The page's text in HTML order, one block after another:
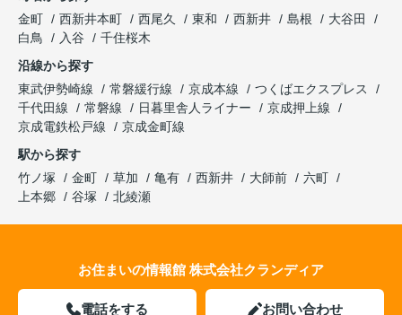
金町
西新井本町 西尾久 東和 西新井 島根
大谷田
白鳥
入谷
千住桜木
沿線から探す
東武伊勢崎線
常磐緩行線 京成本線
つくばエクスプレス
千代田線
常磐線 日暮里舎人ライナー
京成押上線
京成電鉄松戸線
京成金町線
駅から探す
竹ノ塚
金町 草加 亀有 西新井 大師前
六町
上本郷
谷塚 北綾瀬
お住まいの情報館 株式会社クランディア
電話をする お問い合わせ